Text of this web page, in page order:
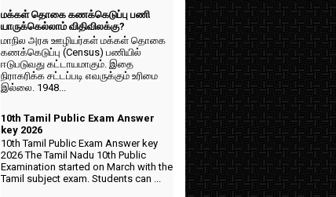
மக்கள் தொகை கணக்கெடுப்பு பணி
யாருக்கெல்லாம் விதிவிலக்கு?
மாநில அரசு ஊழியர்கள் மக்கள் தொகை
கணக்கெடுப்பு (Census) பணியில்
ஈடுபடுவது கட்டாயமாகும். இதை
நிராகரிக்க சட்டப்படி எவருக்கும் உரிமை
இல்லை. 1948...
10th Tamil Public Exam Answer
key 2026
10th Tamil Public Exam Answer key
2026 The Tamil Nadu 10th Public
Examination started on March with the
Tamil subject exam. Students can ...